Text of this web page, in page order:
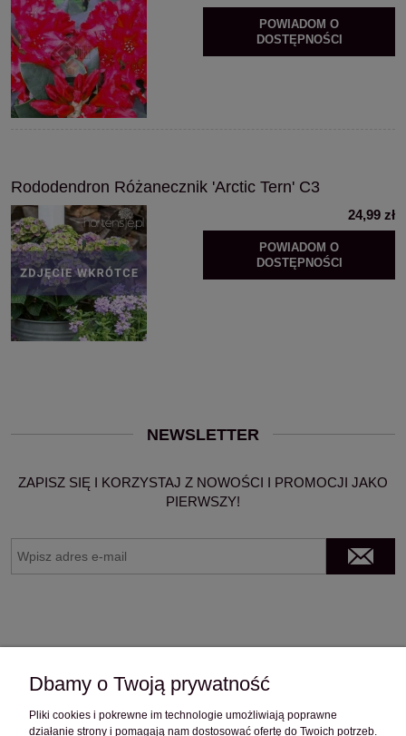
POWIADOM O
DOSTĘPNOŚCI
Rododendron Różanecznik 'Arctic Tern' C3
24,99 zł
POWIADOM O
DOSTĘPNOŚCI
NEWSLETTER
ZAPISZ SIĘ I KORZYSTAJ Z NOWOŚCI I PROMOCJI JAKO
PIERWSZY!
OBSŁUGA KLIENTA
Dbamy o Twoją prywatność
Pliki cookies i pokrewne im technologie umożliwiają poprawne
działanie strony i pomagają nam dostosować ofertę do Twoich potrzeb.